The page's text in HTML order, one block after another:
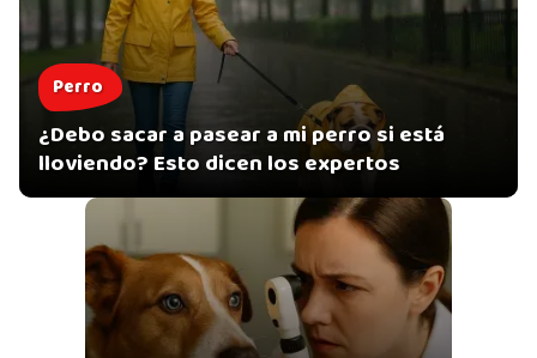
Perro
¿Debo sacar a pasear a mi perro si está
lloviendo? Esto dicen los expertos